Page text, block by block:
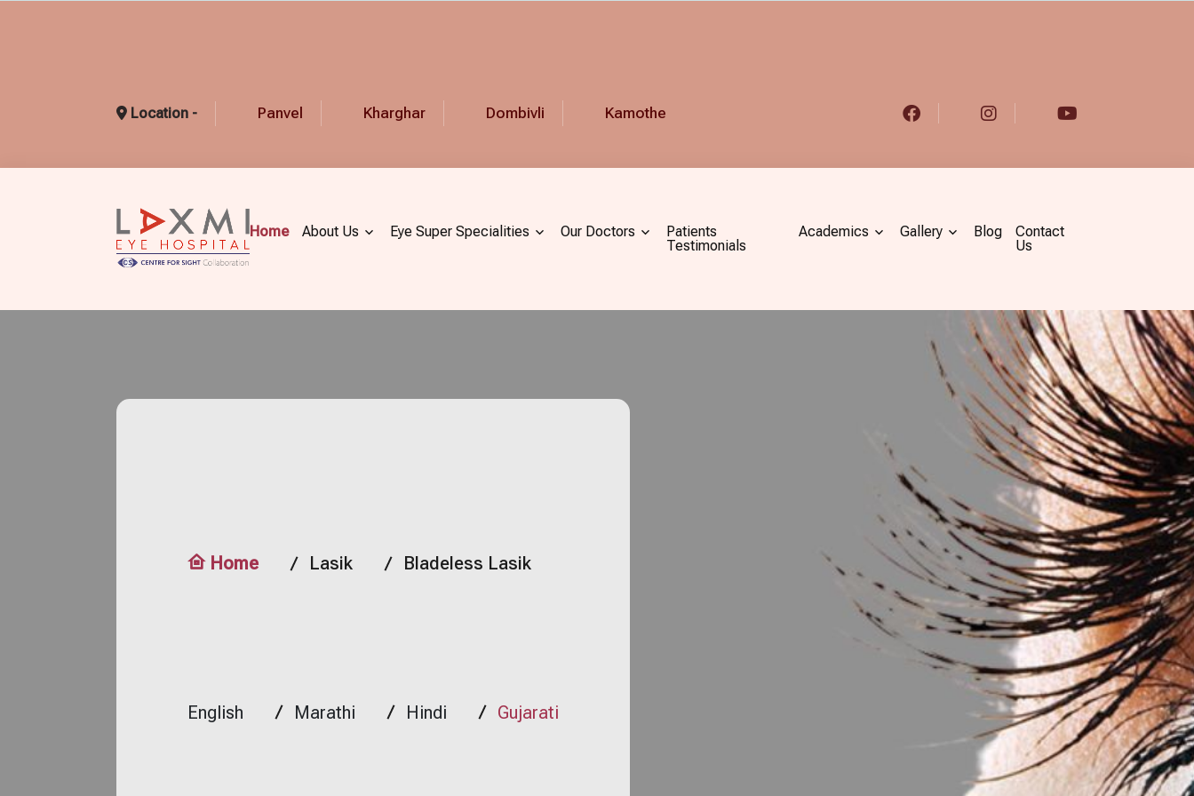
Location - Panvel Kharghar Dombivli Kamothe
Home About Us Eye Super Specialities Our Doctors
Patients
Testimonials
Academics Gallery Blog
Contact
Us
Home Lasik Bladeless Lasik
English Marathi Hindi Gujarati